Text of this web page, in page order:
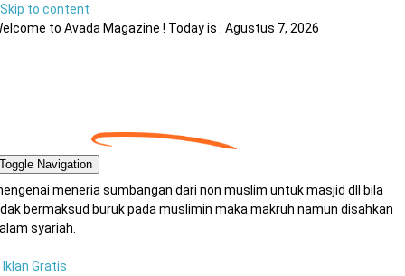
Skip to content
to Avada Magazine ! Today is : Agustus 7, 2026
Toggle Navigation
meneria sumbangan dari non muslim untuk masjid dll bila
bermaksud buruk pada muslimin maka makruh namun disahkan
syariah.
Iklan Gratis